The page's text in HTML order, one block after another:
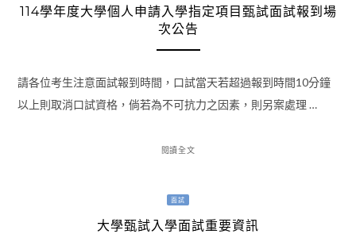
114學年度大學個人申請入學指定項目甄試面試報到場
次公告
請各位考生注意面試報到時間，口試當天若超過報到時間10分鐘
以上則取消口試資格，倘若為不可抗力之因素，則另案處理 …
閱讀全文
面試
大學甄試入學面試重要資訊